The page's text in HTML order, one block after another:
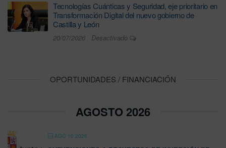
Tecnologías Cuánticas y Seguridad, eje prioritario en
Transformación Digital del nuevo gobierno de
Castilla y León
20/07/2026 Desactivado
OPORTUNIDADES / FINANCIACIÓN
AGOSTO 2026
AGO 10 2026